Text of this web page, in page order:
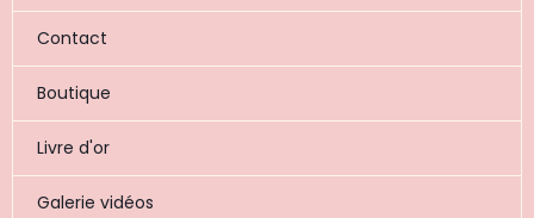
Contact
Boutique
Livre d'or
Galerie vidéos